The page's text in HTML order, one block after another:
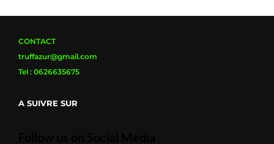
CONTACT
truffazur@gmail.com
Tel : 0626635675
A SUIVRE SUR